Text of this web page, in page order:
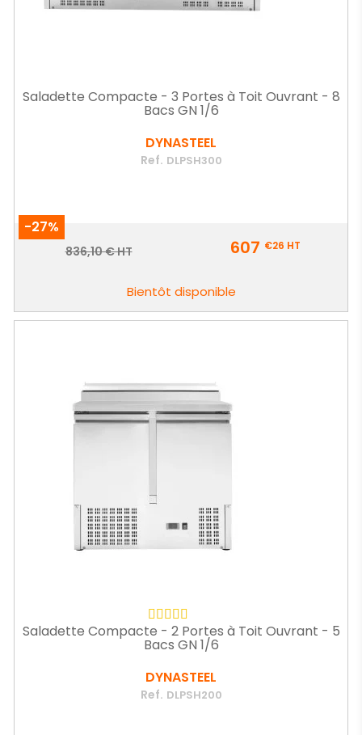
Saladette Compacte - 3 Portes à Toit Ouvrant - 8
Bacs GN 1/6
DYNASTEEL
Ref. DLPSH300
-27%
Prix
Prix
836,10 € HT 607 €26 HT
Bientôt disponible
Saladette Compacte - 2 Portes à Toit Ouvrant - 5
Bacs GN 1/6
DYNASTEEL
Ref. DLPSH200